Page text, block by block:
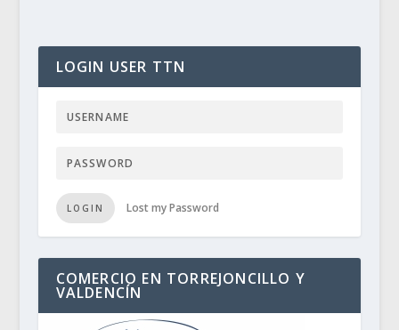
LOGIN USER TTN
LOGIN Lost my Password
COMERCIO EN TORREJONCILLO Y
VALDENCÍN